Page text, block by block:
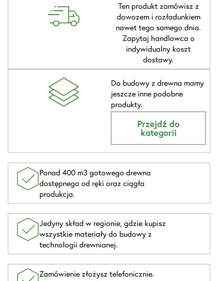
Ten produkt zamówisz z
dowozem i rozładunkiem
nawet tego samego dnia.
Zapytaj handlowca o
indywidualny koszt
dostawy.
Do budowy z drewna mamy
jeszcze inne podobne
produkty.
Przejdź do
kategorii
Ponad 400 m3 gotowego drewna
dostępnego od ręki oraz ciągła
produkcja.
Jedyny skład w regionie, gdzie kupisz
wszystkie materiały do budowy z
technologii drewnianej.
Zamówienie złożysz telefonicznie.